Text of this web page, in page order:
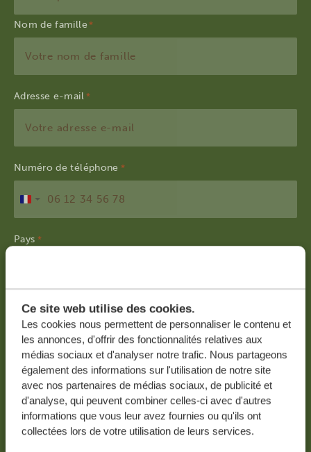
Ce site web utilise des cookies.
Les cookies nous permettent de personnaliser le contenu et
les annonces, d'offrir des fonctionnalités relatives aux
médias sociaux et d'analyser notre trafic. Nous partageons
également des informations sur l'utilisation de notre site
avec nos partenaires de médias sociaux, de publicité et
d'analyse, qui peuvent combiner celles-ci avec d'autres
informations que vous leur avez fournies ou qu'ils ont
collectées lors de votre utilisation de leurs services.
Nom de famille
Adresse e-mail *
Numéro de téléphone *
France
Pays *
J'accepte de recevoir la newsletter avec des
informations, astuces et idées pour planifier
mon prochain voyage.